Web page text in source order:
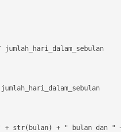
+ str(bulan) + " bulan dan